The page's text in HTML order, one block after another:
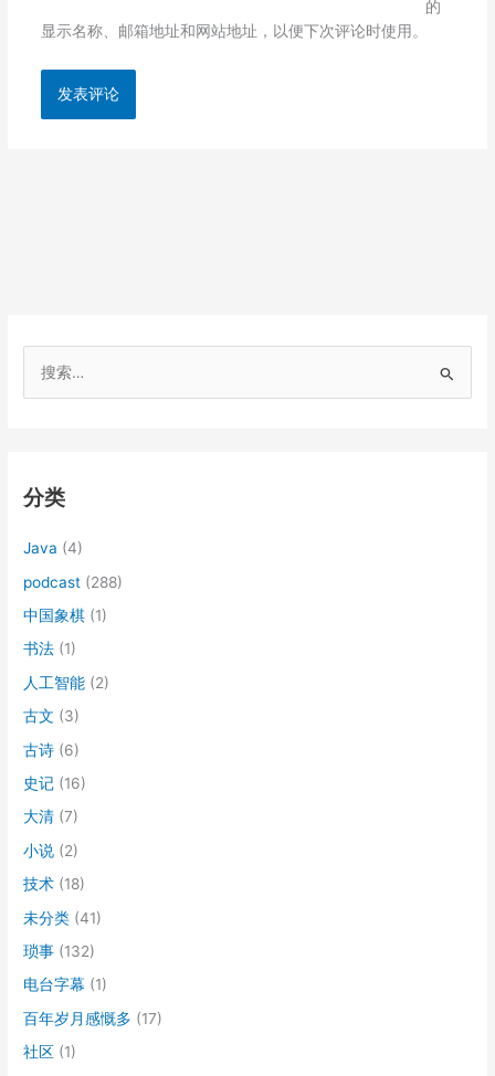
的
显示名称、邮箱地址和网站地址，以便下次评论时使用。
分类
Java (4)
podcast (288)
中国象棋 (1)
书法 (1)
人工智能 (2)
古文 (3)
古诗 (6)
史记 (16)
大清 (7)
小说 (2)
技术 (18)
未分类 (41)
琐事 (132)
电台字幕 (1)
百年岁月感慨多 (17)
社区 (1)